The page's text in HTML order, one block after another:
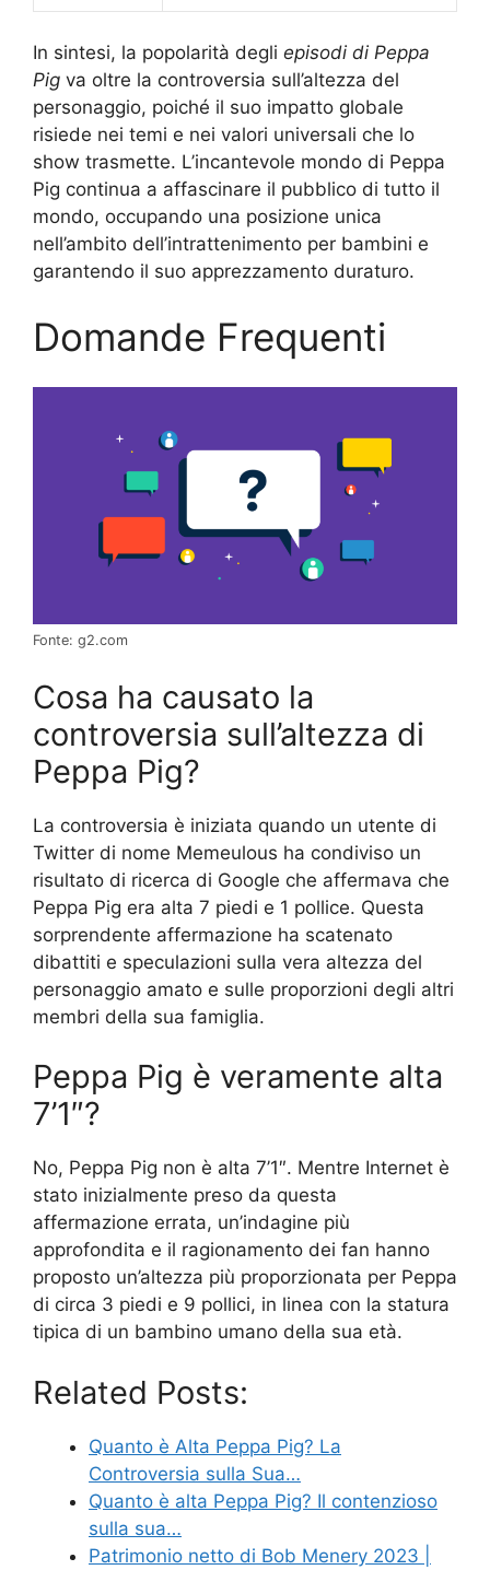
In sintesi, la popolarità degli episodi di Peppa
Pig va oltre la controversia sull’altezza del
personaggio, poiché il suo impatto globale
risiede nei temi e nei valori universali che lo
show trasmette. L’incantevole mondo di Peppa
Pig continua a affascinare il pubblico di tutto il
mondo, occupando una posizione unica
nell’ambito dell’intrattenimento per bambini e
garantendo il suo apprezzamento duraturo.
Domande Frequenti
Fonte: g2.com
Cosa ha causato la
controversia sull’altezza di
Peppa Pig?
La controversia è iniziata quando un utente di
Twitter di nome Memeulous ha condiviso un
risultato di ricerca di Google che affermava che
Peppa Pig era alta 7 piedi e 1 pollice. Questa
sorprendente affermazione ha scatenato
dibattiti e speculazioni sulla vera altezza del
personaggio amato e sulle proporzioni degli altri
membri della sua famiglia.
Peppa Pig è veramente alta
7’1″?
No, Peppa Pig non è alta 7’1″. Mentre Internet è
stato inizialmente preso da questa
affermazione errata, un’indagine più
approfondita e il ragionamento dei fan hanno
proposto un’altezza più proporzionata per Peppa
di circa 3 piedi e 9 pollici, in linea con la statura
tipica di un bambino umano della sua età.
Related Posts:
Quanto è Alta Peppa Pig? La
Controversia sulla Sua…
Quanto è alta Peppa Pig? Il contenzioso
sulla sua…
Patrimonio netto di Bob Menery 2023 |